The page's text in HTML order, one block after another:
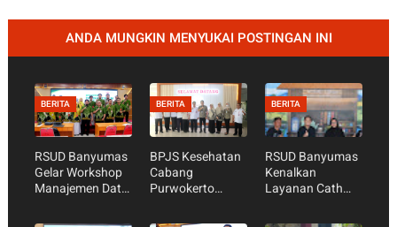
ANDA MUNGKIN MENYUKAI POSTINGAN INI
BERITA
RSUD Banyumas
Gelar Workshop
Manajemen Data
BERITA
BPJS Kesehatan
Cabang
Purwokerto
BERITA
RSUD Banyumas
Kenalkan
Layanan Cath